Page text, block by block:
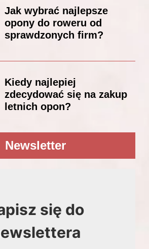
Jak wybrać najlepsze
opony do roweru od
sprawdzonych firm?
Kiedy najlepiej
zdecydować się na zakup
letnich opon?
Newsletter
się do